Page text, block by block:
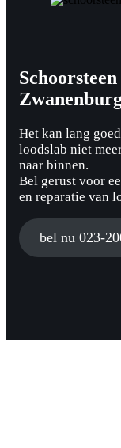
Het kan lang
loodslab niet
naar binnen.
Bel gerust voor
en reparatie van
bel nu 023-